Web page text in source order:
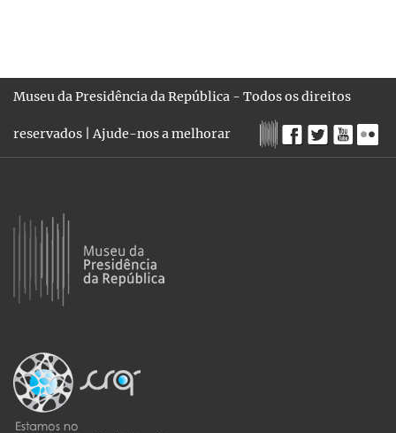
Museu da Presidência da República - Todos os direitos
reservados |Ajude-nos a melhorar